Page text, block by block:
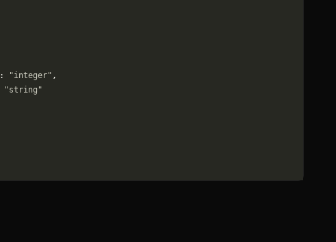
: "integer" ,
"string"